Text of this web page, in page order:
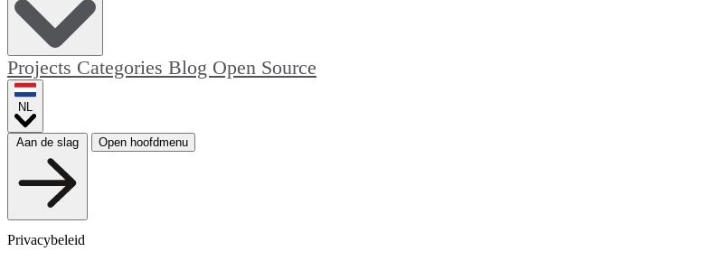
Projects Categories Blog Open Source
NL
Aan de slag Open hoofdmenu
Privacybeleid